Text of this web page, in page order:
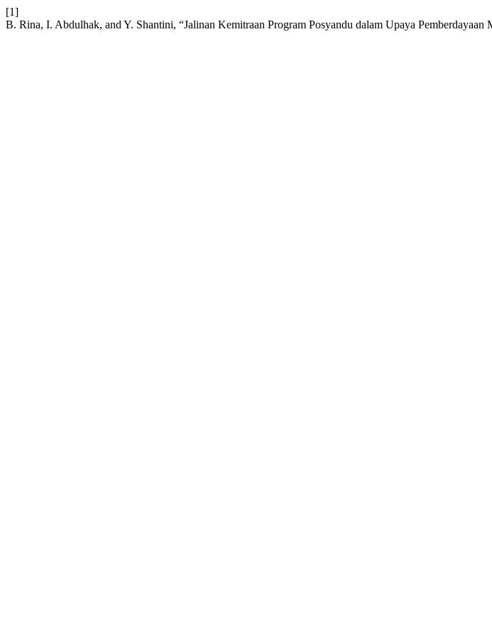
[1]
B. Rina, I. Abdulhak, and Y. Shantini, “Jalinan Kemitraan Program Posyandu dalam Upaya Pemberdayaan